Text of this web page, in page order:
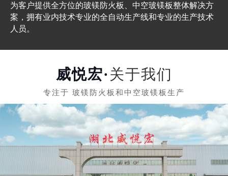
为客户提供全方位的玻镁防火板、中空玻镁板整体解决方
案，拥有业内技术专业的全自动生产线和专业的生产技术
人员。
关于我们